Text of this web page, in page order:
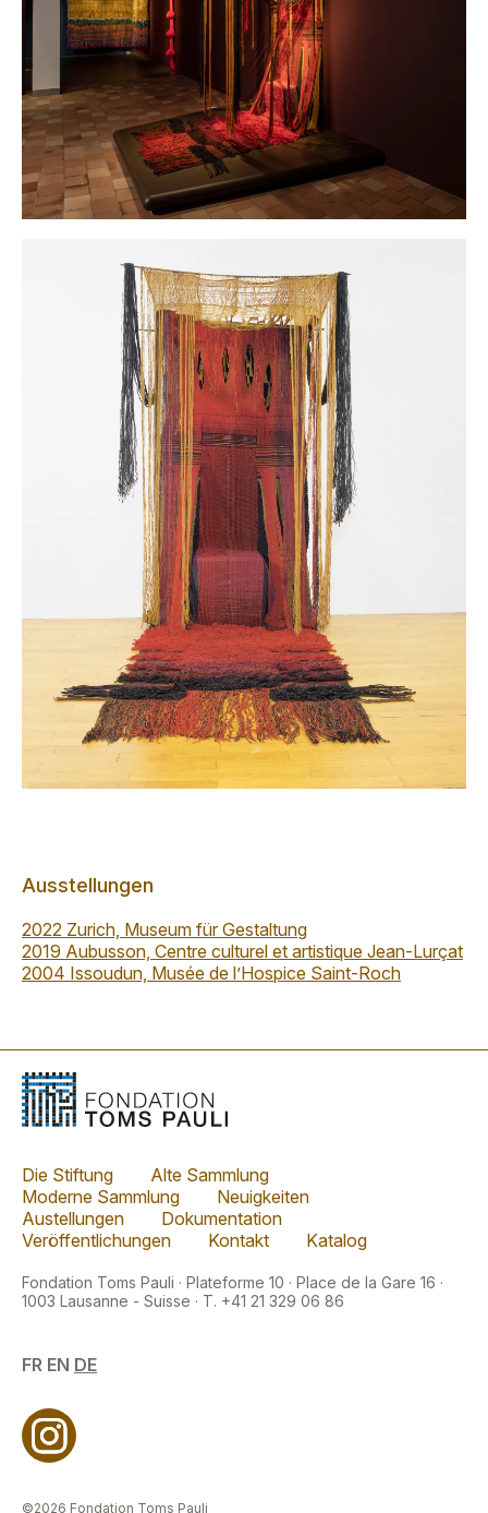
Ausstellungen
2022 Zurich, Museum für Gestaltung
2019 Aubusson, Centre culturel et artistique Jean-Lurçat
2004 Issoudun, Musée de l’Hospice Saint-Roch
Die Stiftung
Alte Sammlung
Moderne Sammlung
Neuigkeiten
Austellungen
Dokumentation
Veröffentlichungen
Kontakt Katalog
Fondation Toms Pauli · Plateforme 10 · Place de la Gare 16 ·
1003 Lausanne - Suisse · T. +41 21 329 06 86
FR EN DE
©2026 Fondation Toms Pauli